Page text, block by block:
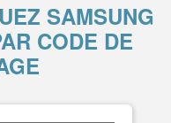
SAMSUNG
CODE DE